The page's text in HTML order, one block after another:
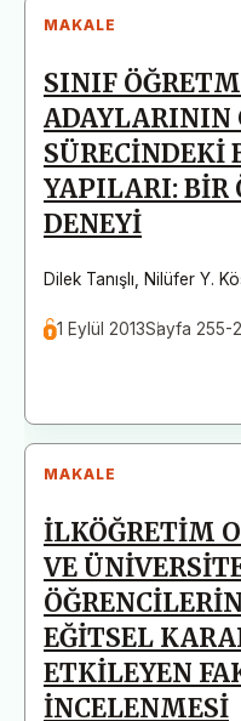
MAKALE
SINIF
ADAYLARININ
SÜRECİNDEKİ
YAPILARI: BİR
DENEYİ
Dilek Tanışlı Nilüfer Y.
1 Eylül 2013Sayfa 255-
MAKALE
İLKÖĞRETİM
VE
EĞİTSEL
ETKİLEYEN
İNCELENMESİ